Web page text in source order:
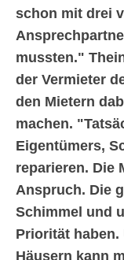
schon mit drei
mussten.
der Vermieter
den Mietern
machen.
Eigentümers,
reparieren. Die
Anspruch. Die
Schimmel und
Priorität haben.
Häusern kann